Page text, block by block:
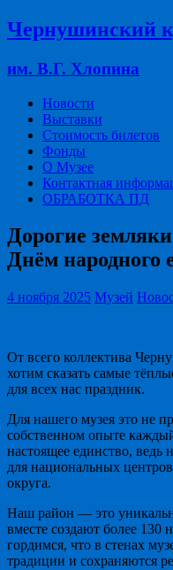
Чернушинский
им. В.Г. Хлопина
Новости
Выставки
Стоимость билетов
Фонды
О Музее
Контактная
ОБРАБОТКА ПД
Дорогие
Днём народного
4 ноября 2025 Музей
От всего коллектива
хотим сказать самые
для всех нас праздник.
Для нашего музея это не
собственном опыте
настоящее единство,
для национальных
округа.
Наш район — это
вместе создают более 130
гордимся, что в стенах
традиции и сохраняются